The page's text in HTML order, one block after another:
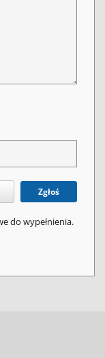
Zgłoś
do wypełnienia.